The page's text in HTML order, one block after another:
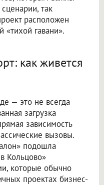
так
расположен
«тихой гавани».
как живется
— это не всегда
загрузка
зависимость
вызовы.
подошла
Кольцово»
которые обычно
проектах бизнес-